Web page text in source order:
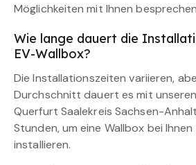
Möglichkeiten mit Ihnen
Wie lange dauert die
EV-Wallbox?
Die Installationszeiten variieren,
Durchschnitt dauert es mit
Querfurt Saalekreis Sachsen-
Stunden, um eine Wallbox bei Ihnen
installieren.